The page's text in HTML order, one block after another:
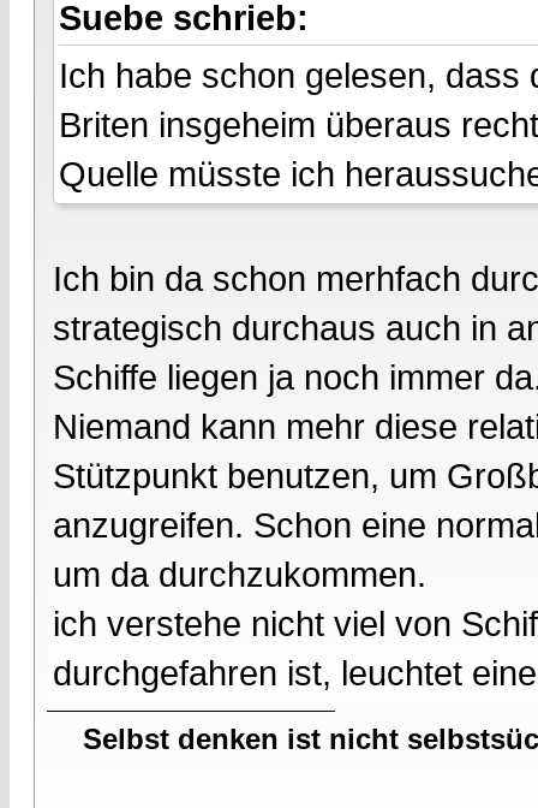
Suebe schrieb:
Ich habe schon gelesen,
Briten insgeheim überaus
Quelle müsste ich
Ich bin da schon merhfach
strategisch durchaus auch in
Schiffe liegen ja noch immer
Niemand kann mehr diese
Stützpunkt benutzen, um
anzugreifen. Schon eine
um da durchzukommen.
ich verstehe nicht viel von
durchgefahren ist, leuchtet
Selbst denken ist nicht